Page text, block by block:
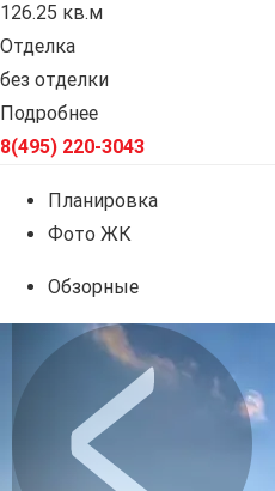
126.25 кв.м
Отделка
без отделки
Подробнее
8(495) 220-3043
Планировка
Фото ЖК
Обзорные